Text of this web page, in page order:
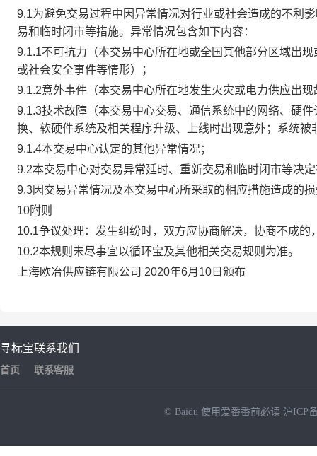
9.1为避免交易过程中因异常情况对行业或社会造成的不利
易和临时闭市等措施。异常情况包含如下内容：
9.1.1不可抗力（本交易中心所在地或全国其他部分区域出
或社会安全事件等情形）；
9.1.2意外事件（本交易中心所在地发生火灾或电力供应出
9.1.3技术故障（本交易中心交易、通信系统中的网络、硬
换、软硬件系统及相关程序升级、上线时出现意外；系统
9.1.4本交易中心认定的其他异常情况；
9.2本交易中心对交易异常延时、重新交易和临时闭市等决
9.3因交易异常情况及本交易中心所采取的相应措施造成的
10附则
10.1争议处理：发生纠纷时，双方应协商解决，协商不成
10.2本规则未尽事宜以循环宝及其他相关交易规则为准。
上海欧冶供应链有限公司 2020年6月10日颁布
寻标宝
首页
联系我们
联系客服
© Baidu 使用爱番番前必读 沪ICP